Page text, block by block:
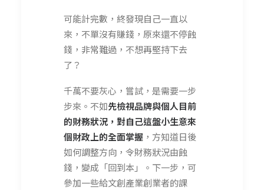
可能計完數，終發現自己一直以
來，不單沒有賺錢，原來還不停蝕
錢，非常難過，不想再堅持下去
了？
千萬不要灰心，嘗試，是需要一步
步來。不如先檢視品牌與個人目前
的財務狀況，對自己這盤小生意來
個財政上的全面掌握 ，方知道日後
如何調整方向，令財務狀況由蝕
錢，變成「回到本」。下一步，可
參加一些給文創產業創業者的課